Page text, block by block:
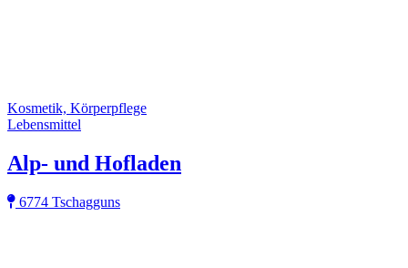
Kosmetik, Körperpflege
Lebensmittel
Alp- und Hofladen
6774 Tschagguns